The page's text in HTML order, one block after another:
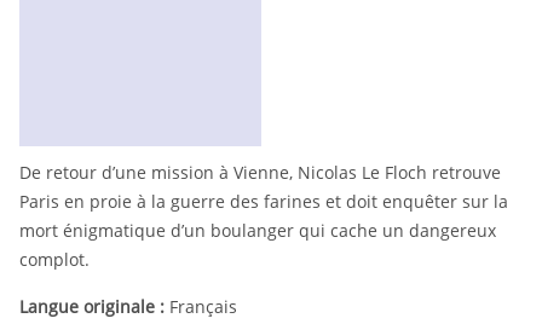
De retour d’une mission à Vienne, Nicolas Le Floch retrouve
Paris en proie à la guerre des farines et doit enquêter sur la
mort énigmatique d’un boulanger qui cache un dangereux
complot.
Langue originale : Français